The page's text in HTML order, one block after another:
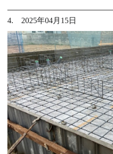
4. 2025年04月15日